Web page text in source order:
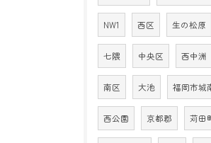
NW1 西区 生の松原
七隈 中央区 西中洲
南区 大池 福岡市城
西公園 京都郡 苅田